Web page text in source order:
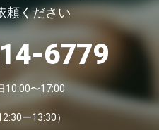
頼ください
6779
10:00〜17:00
ー13:30）